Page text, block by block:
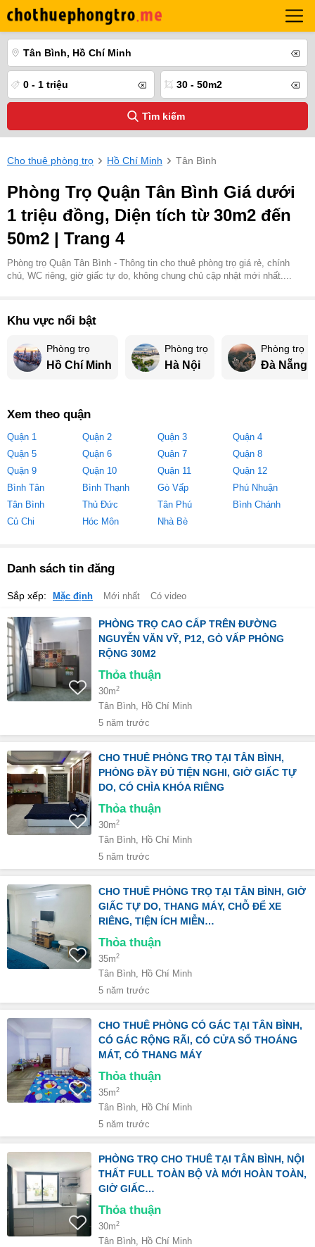
Tân Bình, Hồ Chí Minh
0 - 1 triệu 30 - 50m2
Tìm kiếm
Cho thuê phòng trọ Hồ Chí Minh Tân Bình
Phòng Trọ Quận Tân Bình Giá dưới
1 triệu đồng, Diện tích từ 30m2 đến
50m2 | Trang 4
Phòng trọ Quận Tân Bình - Thông tin cho thuê phòng trọ giá rẻ, chính
chủ, WC riêng, giờ giấc tự do, không chung chủ cập nhật mới nhất....
Khu vực nổi bật
Phòng trọ
Hồ Chí Minh
Phòng trọ
Hà Nội
Phòng trọ
Đà Nẵng
Xem theo quận
Quận 1 Quận 2 Quận 3
Quận 4
Quận 5
Quận 6 Quận 7
Quận 8
Quận 9
Quận 10 Quận 11
Quận 12
Bình Tân
Bình Thạnh Gò Vấp
Phú Nhuận
Tân Bình
Thủ Đức Tân Phú
Bình Chánh
Củ Chi
Hóc Môn Nhà Bè
Danh sách tin đăng
Sắp xếp: Mặc định Mới nhất Có video
PHÒNG TRỌ CAO CẤP TRÊN ĐƯỜNG
NGUYỄN VĂN VỸ, P12, GÒ VẤP PHÒNG
RỘNG 30M2
Thỏa thuận
30m2
Tân Bình, Hồ Chí Minh
5 năm trước
CHO THUÊ PHÒNG TRỌ TẠI TÂN BÌNH,
PHÒNG ĐẦY ĐỦ TIỆN NGHI, GIỜ GIẤC TỰ
DO, CÓ CHÌA KHÓA RIÊNG
Thỏa thuận
30m2
Tân Bình, Hồ Chí Minh
5 năm trước
CHO THUÊ PHÒNG TRỌ TẠI TÂN BÌNH, GIỜ
GIẤC TỰ DO, THANG MÁY, CHỖ ĐỂ XE
RIÊNG, TIỆN ÍCH MIỄN…
Thỏa thuận
35m2
Tân Bình, Hồ Chí Minh
5 năm trước
CHO THUÊ PHÒNG CÓ GÁC TẠI TÂN BÌNH,
CÓ GÁC RỘNG RÃI, CÓ CỬA SỔ THOÁNG
MÁT, CÓ THANG MÁY
Thỏa thuận
35m2
Tân Bình, Hồ Chí Minh
5 năm trước
PHÒNG TRỌ CHO THUÊ TẠI TÂN BÌNH, NỘI
THẤT FULL TOÀN BỘ VÀ MỚI HOÀN TOÀN,
GIỜ GIẤC…
Thỏa thuận
30m2
Tân Bình, Hồ Chí Minh